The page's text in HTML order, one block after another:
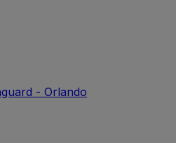
- Orlando